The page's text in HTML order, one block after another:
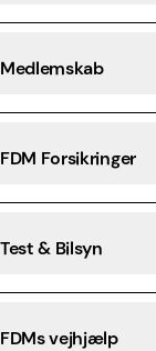
Medlemskab
FDM Forsikringer
Test & Bilsyn
FDMs vejhjælp